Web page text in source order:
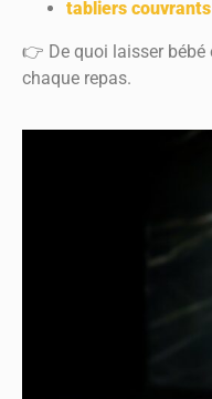
tabliers couvrants
👉 De quoi laisser bébé
chaque repas.